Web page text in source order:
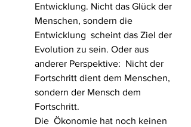
Entwicklung. Nicht das Glück der
Menschen, sondern die
Entwicklung  scheint das Ziel der
Evolution zu sein. Oder aus
anderer Perspektive:  Nicht der
Fortschritt dient dem Menschen,
sondern der Mensch dem
Fortschritt.
Die  Ökonomie hat noch keinen